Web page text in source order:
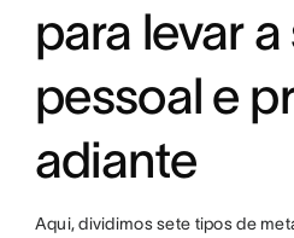
para levar
pessoal e
adiante
Aqui, dividimos sete tipos de